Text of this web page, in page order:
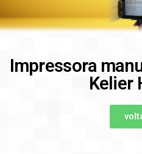
Impressora
Kelier